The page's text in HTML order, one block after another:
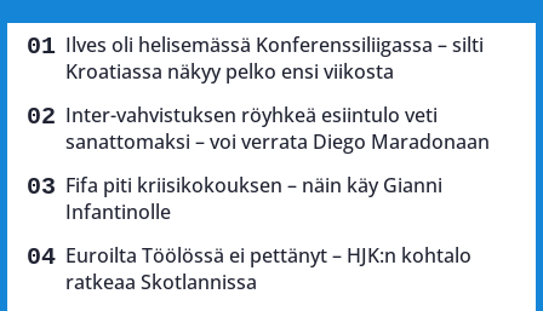
Ilves oli helisemässä Konferenssiliigassa – silti
Kroatiassa näkyy pelko ensi viikosta
Inter-vahvistuksen röyhkeä esiintulo veti
sanattomaksi – voi verrata Diego Maradonaan
Fifa piti kriisikokouksen – näin käy Gianni
Infantinolle
Euroilta Töölössä ei pettänyt – HJK:n kohtalo
ratkeaa Skotlannissa